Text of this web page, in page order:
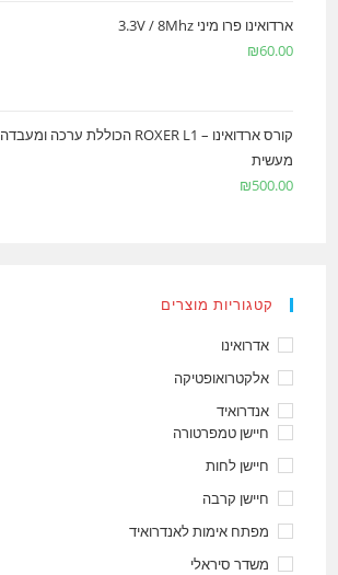
ארדואינו פרו מיני 3.3V / 8Mhz
₪60.00
קורס ארדואינו – ROXER L1 הכוללת ערכה ומעבדה
מעשית
₪500.00
קטגוריות מוצרים
אדרואינו
אלקטרואופטיקה
אנדרואיד
חיישן טמפרטורה
חיישן לחות
חיישן קרבה
מפתח אימות לאנדרואיד
משדר סיראלי